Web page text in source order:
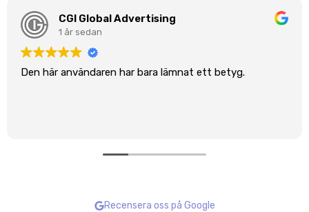
CGI Global Advertising
1 år sedan
Den här användaren har bara lämnat ett betyg.
Recensera oss på Google